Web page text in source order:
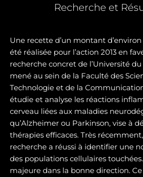
Recherche et
Une recette d’un montant
été réalisée pour l’action 2013 en
recherche concret de l’Université
mené au sein de la Faculté des
Technologie et de la
étudie et analyse les réactions
cerveau liées aux maladies
qu’Alzheimer ou Parkinson, vise à
thérapies efficaces. Très
recherche a réussi à identifier une
des populations cellulaires
majeure dans la bonne direction.